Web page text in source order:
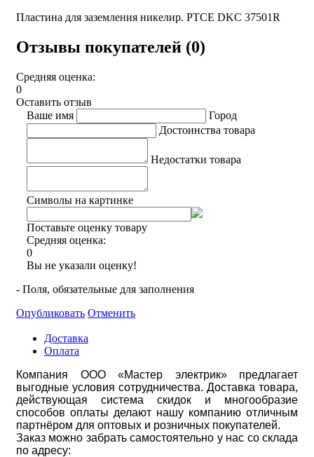
Пластина для заземления никелир. PTCE DKC 37501R
Отзывы покупателей (0)
Средняя оценка:
0
Оставить отзыв
Ваше имя
Город
Достоинства товара
Недостатки товара
Символы на картинке
Поставьте оценку товару
Средняя оценка:
0
Вы не указали оценку!
- Поля, обязательные для заполнения
Опубликовать Отменить
Доставка
Оплата
Компания ООО «Мастер электрик» предлагает
выгодные условия сотрудничества. Доставка товара,
действующая система скидок и многообразие
способов оплаты делают нашу компанию отличным
партнёром для оптовых и розничных покупателей.
Заказ можно забрать самостоятельно у нас со склада
по адресу: